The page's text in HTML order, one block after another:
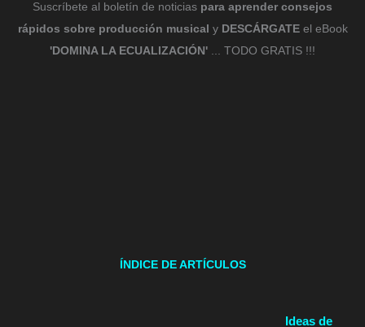
Suscríbete al boletín de noticias para aprender consejos
rápidos sobre producción musical y DESCÁRGATEel eBook
'DOMINA LA ECUALIZACIÓN' ... TODO GRATIS !!!
ÍNDICE DE ARTÍCULOS
Ideas de